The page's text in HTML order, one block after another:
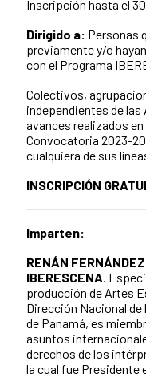
Inscripción hasta el
Dirigido a: Personas
previamente y/o
con el Programa
Colectivos,
independientes de
avances realizados
Convocatoria 2023-
cualquiera de sus
INSCRIPCIÓN
Imparten:
RENÁN
IBERESCENA.
producción de Artes
Dirección Nacional
de Panamá, es
asuntos
derechos de los
la cual fue Presidente